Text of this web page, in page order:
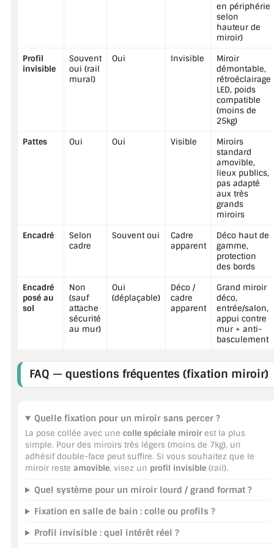
en périphérie
selon
hauteur de
miroir)
Profil
invisible
Souvent
oui (rail
mural)
Oui Invisible
Miroir
démontable,
rétroéclairage
LED, poids
compatible
(moins de
25kg)
Pattes
Oui Oui Visible
Miroirs
standard
amovible,
lieux publics,
pas adapté
aux très
grands
miroirs
Encadré
Selon
cadre
Souvent oui
Cadre
apparent
Déco haut de
gamme,
protection
des bords
Encadré
posé au
sol
Non
(sauf
attache
sécurité
au mur)
Oui
(déplaçable)
Déco /
cadre
apparent
Grand miroir
déco,
entrée/salon,
appui contre
mur + anti-
basculement
FAQ — questions fréquentes (fixation miroir)
Quelle fixation pour un miroir sans percer ?
La pose collée avec une colle spéciale miroirest la plus
simple. Pour des miroirs très légers (moins de 7kg), un
adhésif double-face peut suffire. Si vous souhaitez que le
miroir reste amovible, visez un profil invisible (rail).
Quel système pour un miroir lourd / grand format ?
Fixation en salle de bain : colle ou profils ?
Profil invisible : quel intérêt réel ?